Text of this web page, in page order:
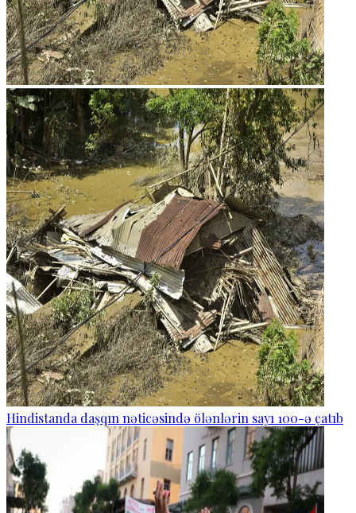
Hindistanda daşqın nəticəsində ölənlərin sayı 100-ə çatıb